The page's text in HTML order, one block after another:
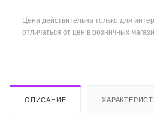
Цена действительна только для
отличаться от цен в розничных
ОПИСАНИЕ